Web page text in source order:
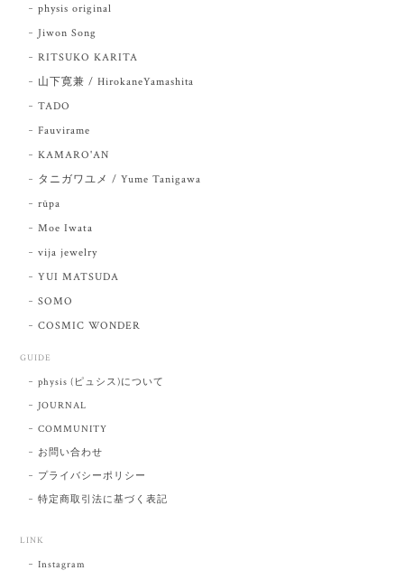
physis original
Jiwon Song
RITSUKO KARITA
山下寛兼 / HirokaneYamashita
TADO
Fauvirame
KAMARO'AN
タニガワユメ / Yume Tanigawa
rūpa
Moe Iwata
vija jewelry
YUI MATSUDA
SOMO
COSMIC WONDER
GUIDE
physis (ピュシス)について
JOURNAL
COMMUNITY
お問い合わせ
プライバシーポリシー
特定商取引法に基づく表記
LINK
Instagram